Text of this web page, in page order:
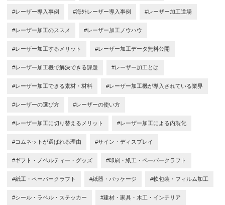
#レーザー導入事例 #海外レーザー導入事例 #レーザー加工道場
#レーザー加工のススメ #レーザー加工ノウハウ
#レーザー加工するメリット #レーザー加工データ無料公開
#レーザー加工機で解決できる課題 #レーザー加工とは
#レーザー加工できる素材・材料 #レーザー加工機が導入されている業界
#レーザーの選び方 #レーザーの使い方
#レーザー加工に切り替えるメリット #レーザー加工による内製化
#コムネットが選ばれる理由 #サイン・ディスプレイ
#ギフト・ノベルティー・グッズ #印刷・紙工・ペーパークラフト
#紙工・ペーパークラフト #紙器・パッケージ #軟包装・フィルム加工
#シール・ラベル・ステッカー #建材・家具・木工・インテリア